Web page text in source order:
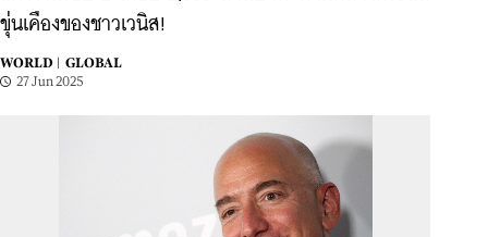
ขุ่นเคืองของชาวเวนิส!
WORLD |
GLOBAL
27 Jun 2025